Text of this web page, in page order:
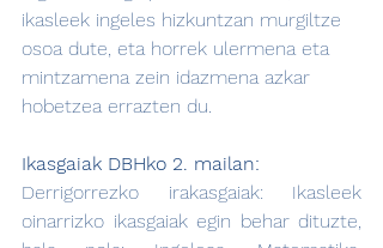
ikasleek ingeles hizkuntzan murgiltze
osoa dute, eta horrek ulermena eta
mintzamena zein idazmena azkar
hobetzea errazten du.
Ikasgaiak DBHko 2. mailan:
Derrigorrezko irakasgaiak: Ikasleek
oinarrizko ikasgaiak egin behar dituzte,